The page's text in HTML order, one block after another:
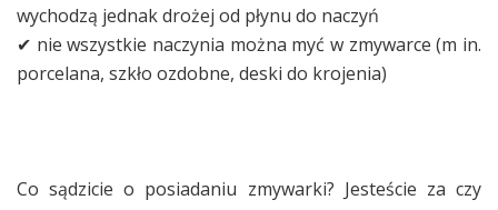
wychodzą jednak drożej od płynu do naczyń
✔ nie wszystkie naczynia można myć w zmywarce (m in.
porcelana, szkło ozdobne, deski do krojenia)
Co sądzicie o posiadaniu zmywarki? Jesteście za czy